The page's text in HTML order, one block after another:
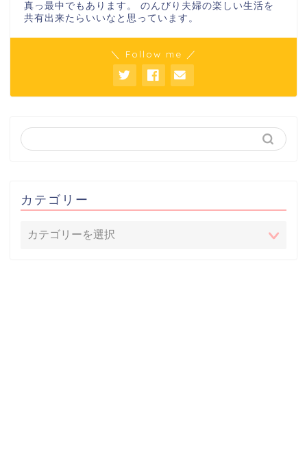
真っ最中でもあります。 のんびり夫婦の楽しい生活を
共有出来たらいいなと思っています。
＼ Follow me ／
カテゴリー